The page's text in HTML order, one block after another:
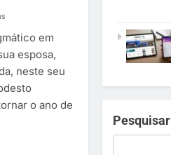
em
esposa,
neste seu
o ano de
Pesquisar